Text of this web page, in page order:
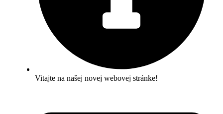
Vitajte na našej novej webovej stránke!